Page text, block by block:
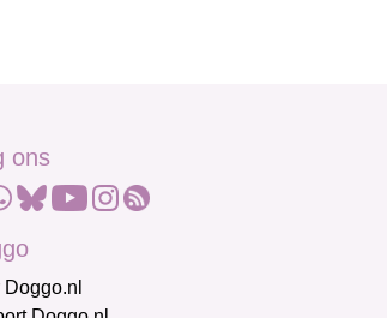
ons